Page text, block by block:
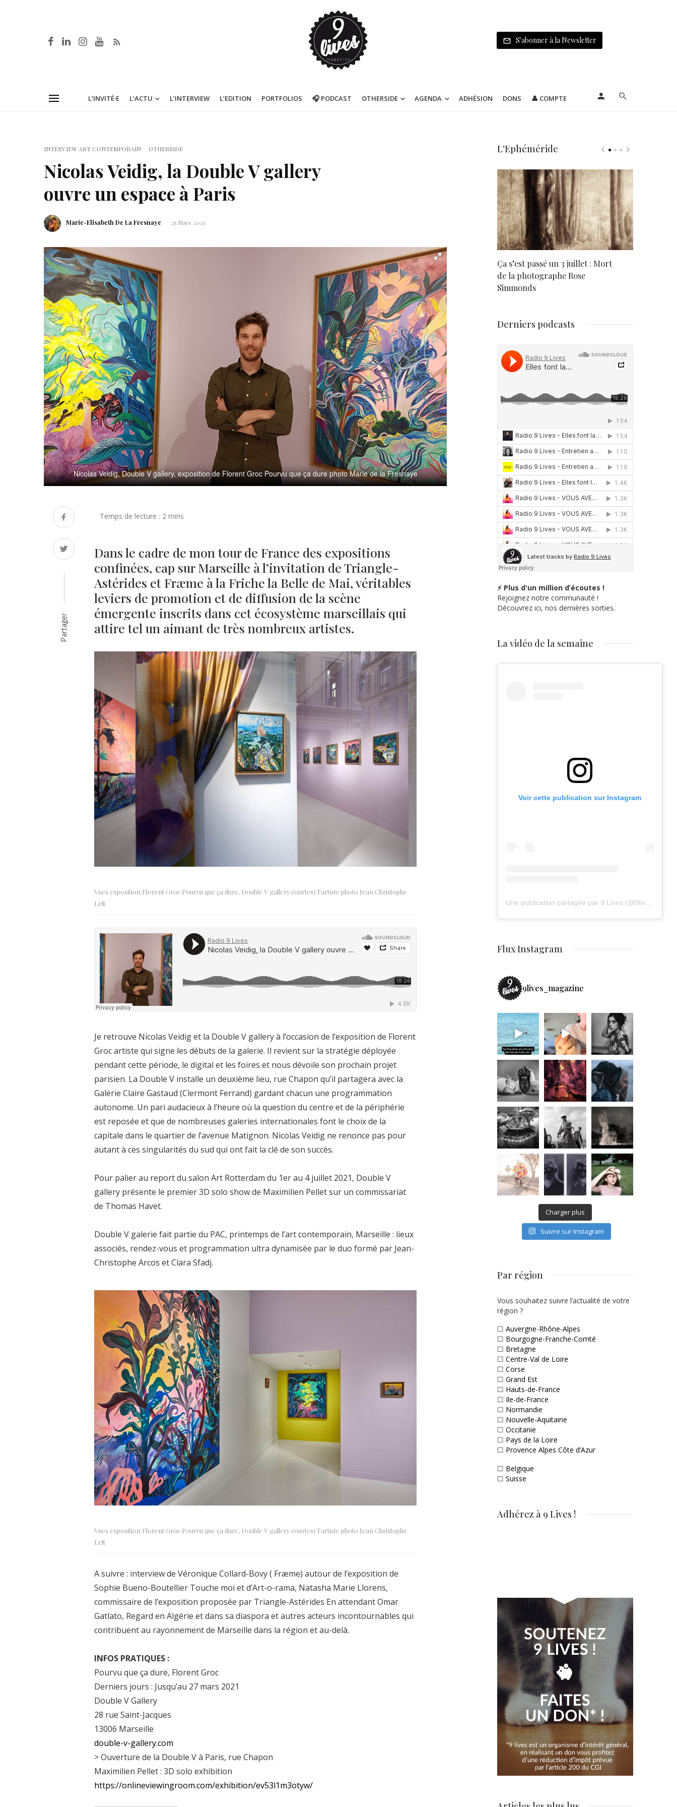
S'abonner à la Newsletter
L’INVITÉ·E L’ACTU L’INTERVIEW L’EDITION PORTFOLIOS 🎧 PODCAST OTHERSIDE AGENDA ADHÉSION DONS 👤 COMPTE
INTERVIEW ART CONTEMPORAIN OTHERSIDE
Nicolas Veidig, la Double V gallery
ouvre un espace à Paris
Marie-Elisabeth De La Fresnaye 25 Mars 2021
Nicolas Veidig, Double V gallery, exposition de Florent Groc Pourvu que ça dure photo Marie de la Fresnaye
Partager
Dans le cadre de mon tour de France des expositions
confinées, cap sur Marseille à l’invitation de Triangle-
Astérides et Fræme à la Friche la Belle de Mai, véritables
leviers de promotion et de diffusion de la scène
émergente inscrits dans cet écosystème marseillais qui
attire tel un aimant de très nombreux artistes.
Vues exposition Florent Groc Pourvu que ça dure, Double V gallery courtesy l’artiste photo Jean Christophe
Lett
Je retrouve Nicolas Veidig et la Double V gallery à l’occasion de l’exposition de Florent
Groc artiste qui signe les débuts de la galerie. Il revient sur la stratégie déployée
pendant cette période, le digital et les foires et nous dévoile son prochain projet
parisien. La Double V installe un deuxième lieu, rue Chapon qu’il partagera avec la
Galerie Claire Gastaud (Clermont Ferrand) gardant chacun une programmation
autonome. Un pari audacieux à l’heure où la question du centre et de la périphérie
est reposée et que de nombreuses galeries internationales font le choix de la
capitale dans le quartier de l’avenue Matignon. Nicolas Veidig ne renonce pas pour
autant à ces singularités du sud qui ont fait la clé de son succès.
Pour palier au report du salon Art Rotterdam du 1er au 4 juillet 2021, Double V
gallery présente le premier 3D solo show de Maximilien Pellet sur un commissariat
de Thomas Havet.
Double V galerie fait partie du PAC, printemps de l’art contemporain, Marseille : lieux
associés, rendez-vous et programmation ultra dynamisée par le duo formé par Jean-
Christophe Arcos et Clara Sfadj.
Vues exposition Florent Groc Pourvu que ça dure, Double V gallery courtesy l’artiste photo Jean Christophe
Lett
A suivre : interview de Véronique Collard-Bovy ( Fræme) autour de l’exposition de
Sophie Bueno-Boutellier Touche moi et d’Art-o-rama, Natasha Marie Llorens,
commissaire de l’exposition proposée par Triangle-Astérides En attendant Omar
Gatlato, Regard en Algérie et dans sa diaspora et autres acteurs incontournables qui
contribuent au rayonnement de Marseille dans la région et au-delà.
INFOS PRATIQUES :
Pourvu que ça dure, Florent Groc
Derniers jours : Jusqu’au 27 mars 2021
Double V Gallery
28 rue Saint-Jacques
13006 Marseille
double-v-gallery.com
> Ouverture de la Double V à Paris, rue Chapon
Maximilien Pellet : 3D solo exhibition
https://onlineviewingroom.com/exhibition/ev53l1m3otyw/
L'Ephéméride
Né un 1er juillet : Léonard
Misonne
Ça s’est passé un 3 juillet : Mort
de la photographe Rose
Simmonds
Derniers podcasts
⚡ Plus d'un million d’écoutes !
Rejoignez notre communauté !
Découvrez ici, nos dernières sorties.
La vidéo de la semaine
Voir cette publication sur Instagram
Flux Instagram
9lives_magazine
Charger plus
Suivre sur Instagram
Par région
Vous souhaitez suivre l’actualité de votre
région ?
☐ Auvergne-Rhône-Alpes
☐ Bourgogne-Franche-Comté
☐ Bretagne
☐ Centre-Val de Loire
☐ Corse
☐ Grand Est
☐ Hauts-de-France
☐ Ile-de-France
☐ Normandie
☐ Nouvelle-Aquitaine
☐ Occitanie
☐ Pays de la Loire
☐ Provence Alpes Côte d’Azur
☐ Belgique
☐ Suisse
Adhérez à 9 Lives !